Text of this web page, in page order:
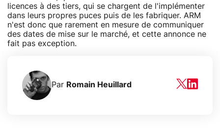
licences à des tiers, qui se chargent de l'implémenter
dans leurs propres puces puis de les fabriquer. ARM
n'est donc que rarement en mesure de communiquer
des dates de mise sur le marché, et cette annonce ne
fait pas exception.
Par Romain Heuillard